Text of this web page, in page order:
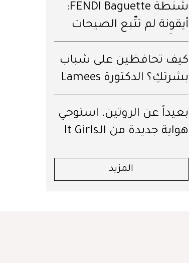
شنطة FENDI Baguette:
أيقونة لم تتّبع الصيحات
يوماً!
كيف تحافظين على شباب
بشرتكِ؟ الدكتورة Lamees
Hamdan تكشف لكِ السرّ!
بعيداً عن الروتين، استوحي
هواية جديدة من الـIt Girls
المزيد